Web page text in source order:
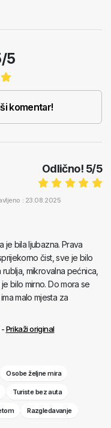
5
komentar!
Odlično! 5/5
: 23.08.2025
je bila ljubazna. Prava
čist, sve je bilo
mikrovalna pećnica,
bilo mirno. Do mora se
malo mjesta za
-Prikaži original
Osobe željne mira
Turiste bez auta
Razgledavanje